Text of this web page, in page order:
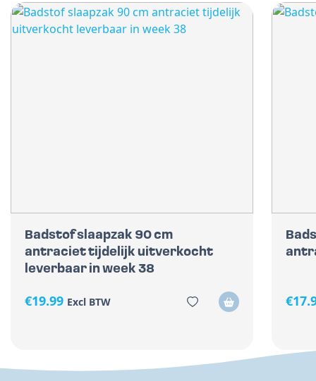
Badstof slaapzak 90 cm
antraciet tijdelijk uitverkocht
leverbaar in week 38
€19.99 Excl BTW €